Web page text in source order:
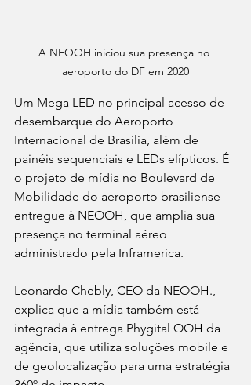
A NEOOH iniciou sua presença no
aeroporto do DF em 2020
Um Mega LED no principal acesso de
desembarque do Aeroporto
Internacional de Brasília, além de
painéis sequenciais e LEDs elípticos. É
o projeto de mídia no Boulevard de
Mobilidade do aeroporto brasiliense
entregue à NEOOH, que amplia sua
presença no terminal aéreo
administrado pela Inframerica.
Leonardo Chebly, CEO da NEOOH.,
explica que a mídia também está
integrada à entrega Phygital OOH da
agência, que utiliza soluções mobile e
de geolocalização para uma estratégia